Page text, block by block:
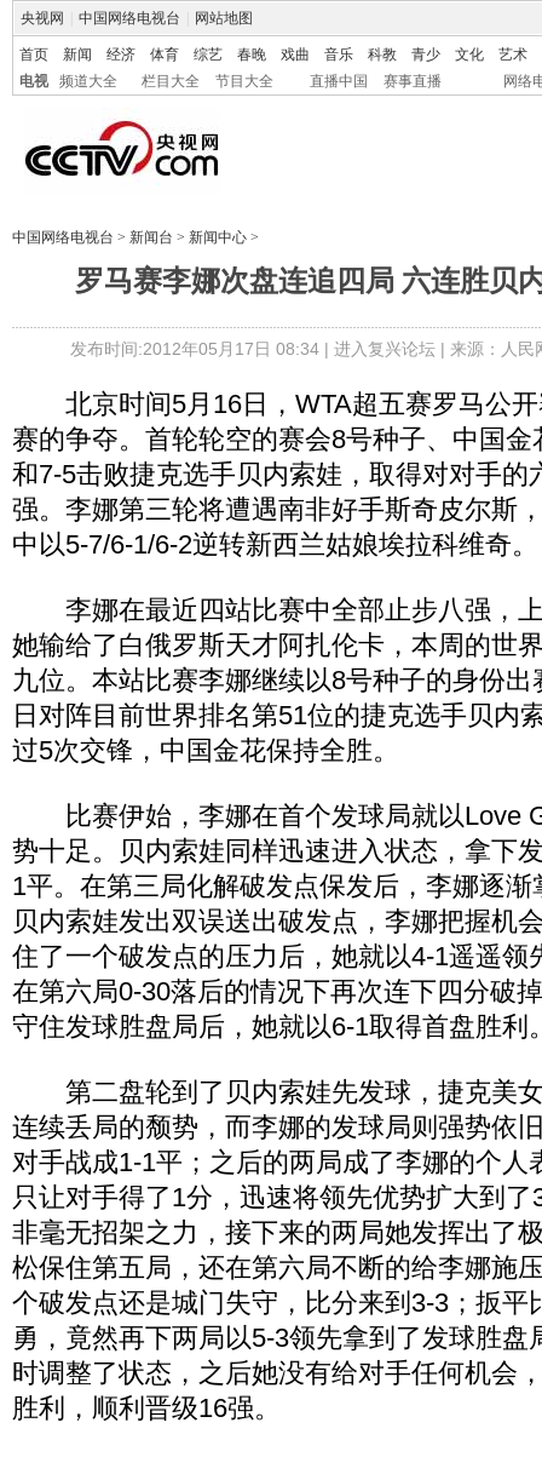
央视网 中国网络电视台 网站地图
首页 新闻 经济 体育 综艺 春晚 戏曲 音乐 科教 青少 文化
艺术
电视
频道大全 栏目大全 节目大全 直播中国 赛事直播 网络
中国网络电视台 > 新闻台 > 新闻中心 >
罗马赛李娜次盘连追四局 六连胜贝
发布时间:2012年05月17日 08:34 | 进入复兴论坛 | 来源：人
北京时间5月16日，WTA超五赛罗马公开
赛的争夺。首轮轮空的赛会8号种子、中国
和7-5击败捷克选手贝内索娃，取得对对手的
强。李娜第三轮将遭遇南非好手斯奇皮尔斯
中以5-7/6-1/6-2逆转新西兰姑娘埃拉科维奇。
李娜在最近四站比赛中全部止步八强，
她输给了白俄罗斯天才阿扎伦卡，本周的世
九位。本站比赛李娜继续以8号种子的身份
日对阵目前世界排名第51位的捷克选手贝内
过5次交锋，中国金花保持全胜。
比赛伊始，李娜在首个发球局就以Love
势十足。贝内索娃同样迅速进入状态，拿下
1平。在第三局化解破发点保发后，李娜逐
贝内索娃发出双误送出破发点，李娜把握机
住了一个破发点的压力后，她就以4-1遥遥领
在第六局0-30落后的情况下再次连下四分破
守住发球胜盘局后，她就以6-1取得首盘胜利
第二盘轮到了贝内索娃先发球，捷克美
连续丢局的颓势，而李娜的发球局则强势依
对手战成1-1平；之后的两局成了李娜的个人
只让对手得了1分，迅速将领先优势扩大到
非毫无招架之力，接下来的两局她发挥出了
松保住第五局，还在第六局不断的给李娜施
个破发点还是城门失守，比分来到3-3；扳平
勇，竟然再下两局以5-3领先拿到了发球胜盘
时调整了状态，之后她没有给对手任何机会
胜利，顺利晋级16强。